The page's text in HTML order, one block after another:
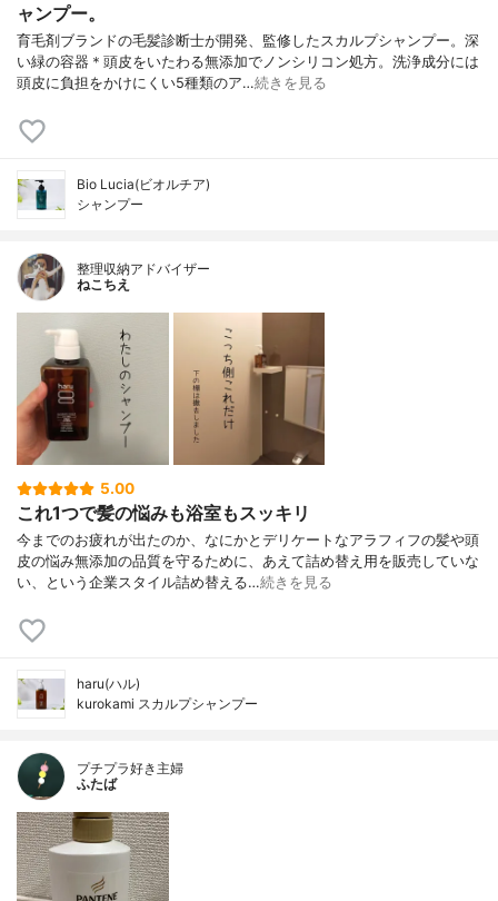
ャンプー。
育毛剤ブランドの毛髪診断士が開発、監修したスカルプシャンプー。深
い緑の容器＊頭皮をいたわる無添加でノンシリコン処方。洗浄成分には
頭皮に負担をかけにくい5種類のア…続きを見る
Bio Lucia(ビオルチア)
シャンプー
整理収納アドバイザー
ねこちえ
5.00
これ1つで髪の悩みも浴室もスッキリ
今までのお疲れが出たのか、なにかとデリケートなアラフィフの髪や頭
皮の悩み無添加の品質を守るために、あえて詰め替え用を販売していな
い、という企業スタイル詰め替える…続きを見る
haru(ハル)
kurokami スカルプシャンプー
プチプラ好き主婦
ふたば